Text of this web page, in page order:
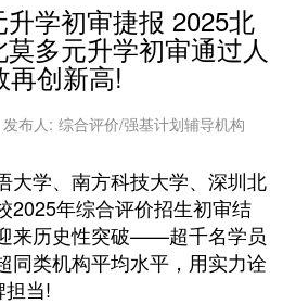
学初审捷报 2025北
多元升学初审通过人
再创新高!
发布人: 综合评价/强基计划辅导机构
学、南方科技大学、深圳北
2025年综合评价招生初审结
来历史性突破——超千名学员
同类机构平均水平，用实力诠
担当!